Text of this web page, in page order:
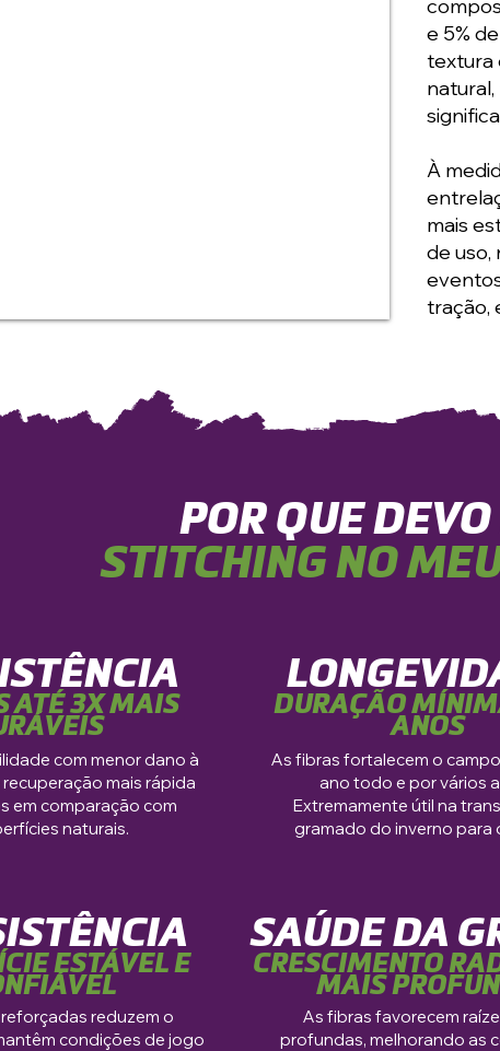
e 5%
textura
À
mais
de uso,
tração,
POR QUE
STITCHING NO
ATÉ 3X MAIS
com menor dano à
mais rápida
em comparação com
naturais.
DURAÇÃO
ANOS
As fibras fortalecem o
ano todo e por vários
Extremamente útil na
gramado do inverno para
ESTÁVEL E
reduzem o
condições de jogo
SAÚDE DA
CRESCIMENTO
MAIS
As fibras favorecem
profundas, melhorando as